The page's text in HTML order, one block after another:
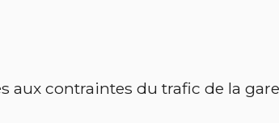
aux contraintes du trafic de la gare